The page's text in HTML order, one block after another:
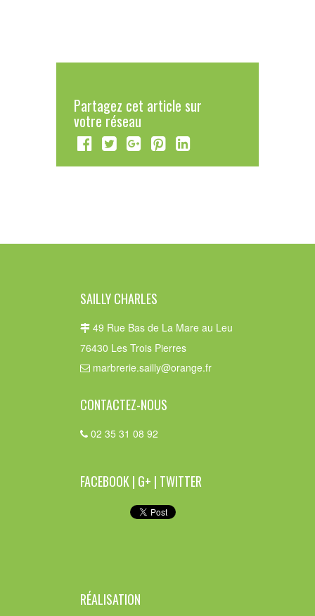
Partagez cet article sur
votre réseau
SAILLY CHARLES
49 Rue Bas de La Mare au Leu
76430 Les Trois Pierres
marbrerie.sailly@orange.fr
CONTACTEZ-NOUS
02 35 31 08 92
FACEBOOK | G+ | TWITTER
RÉALISATION